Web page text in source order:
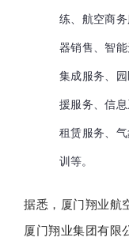
练、航空商
器销售、智
集成服务、
援服务、信
租赁服务、
训等。
据悉，厦门翔业航
厦门翔业集团有限